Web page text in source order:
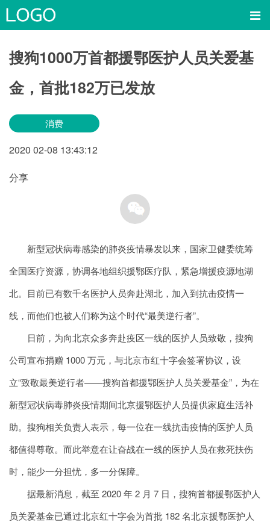
搜狗1000万首都援鄂医护人员关爱基
金，首批182万已发放
消费
2020 02-08 13:43:12
分享
新型冠状病毒感染的肺炎疫情暴发以来，国家卫健委统筹
全国医疗资源，协调各地组织援鄂医疗队，紧急增援疫源地湖
北。目前已有数千名医护人员奔赴湖北，加入到抗击疫情一
线，而他们也被人们称为这个时代“最美逆行者”。
日前，为向北京众多奔赴疫区一线的医护人员致敬，搜狗
公司宣布捐赠 1000 万元，与北京市红十字会签署协议，设
立“致敬最美逆行者——搜狗首都援鄂医护人员关爱基金”，为在
新型冠状病毒肺炎疫情期间北京援鄂医护人员提供家庭生活补
助。搜狗相关负责人表示，每一位在一线抗击疫情的医护人员
都值得尊敬。而此举意在让奋战在一线的医护人员在救死扶伤
时，能少一分担忧，多一分保障。
据最新消息，截至 2020 年 2 月 7 日，搜狗首都援鄂医护人
员关爱基金已通过北京红十字会为首批 182 名北京援鄂医护人